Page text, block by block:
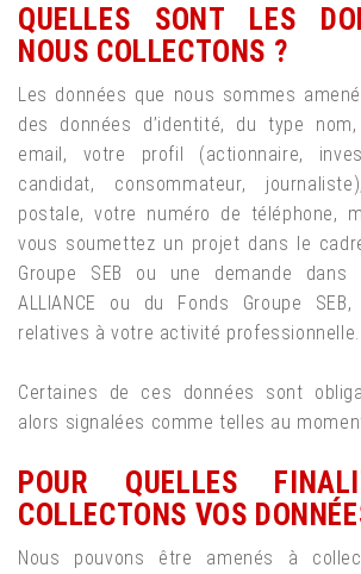
QUELLES SONT LES
NOUS COLLECTONS ?
Les données que nous sommes
des données d’identité, du type
email, votre profil (actionnaire,
candidat, consommateur,
postale, votre numéro de téléphone,
vous soumettez un projet dans le
Groupe SEB ou une demande
ALLIANCE ou du Fonds Groupe
relatives à votre activité professionnelle.
Certaines de ces données sont
alors signalées comme telles au
POUR QUELLES
COLLECTONS VOS
Nous pouvons être amenés à